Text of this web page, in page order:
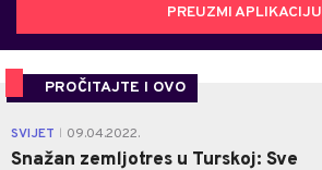
PREUZMI APLIKACIJU
PROČITAJTE I OVO
SVIJET 09.04.2022.
Snažan zemljotres u Turskoj: Sve